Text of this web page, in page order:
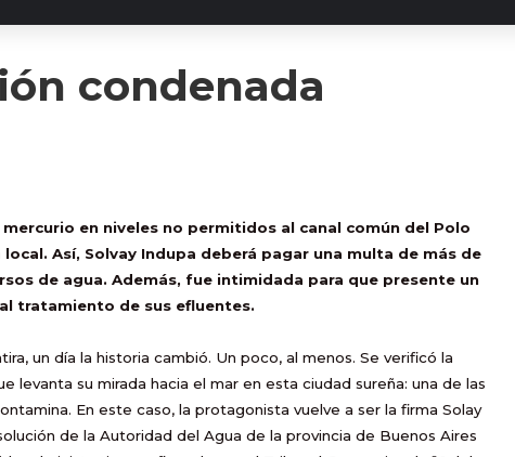
condenada
en niveles no permitidos al canal común del Polo
Así, Solvay Indupa deberá pagar una multa de más de
de agua. Además, fue intimidada para que presente un
tratamiento de sus efluentes.
un día la historia cambió. Un poco, al menos. Se verificó la
levanta su mirada hacia el mar en esta ciudad sureña: una de las
En este caso, la protagonista vuelve a ser la firma Solay
de la Autoridad del Agua de la provincia de Buenos Aires